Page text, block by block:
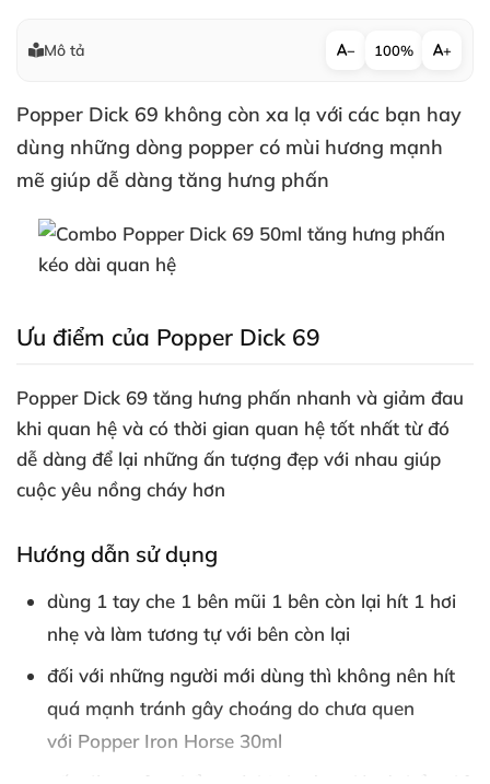
Mô tả − 100% +
Popper Dick 69 không còn xa lạ với các bạn hay
dùng những dòng popper có mùi hương mạnh
mẽ giúp dễ dàng tăng hưng phấn
Ưu điểm của Popper Dick 69
Popper Dick 69 tăng hưng phấn nhanh và giảm đau
khi quan hệ và có thời gian quan hệ tốt nhất từ đó
dễ dàng để lại những ấn tượng đẹp với nhau giúp
cuộc yêu nồng cháy hơn
Hướng dẫn sử dụng
dùng 1 tay che 1 bên mũi 1 bên còn lại hít 1 hơi
nhẹ và làm tương tựvới bên còn lại
đối với những người mới dùng thì không nên hít
quá mạnh tránh gây choáng do chưa quen
với Popper Iron Horse 30ml